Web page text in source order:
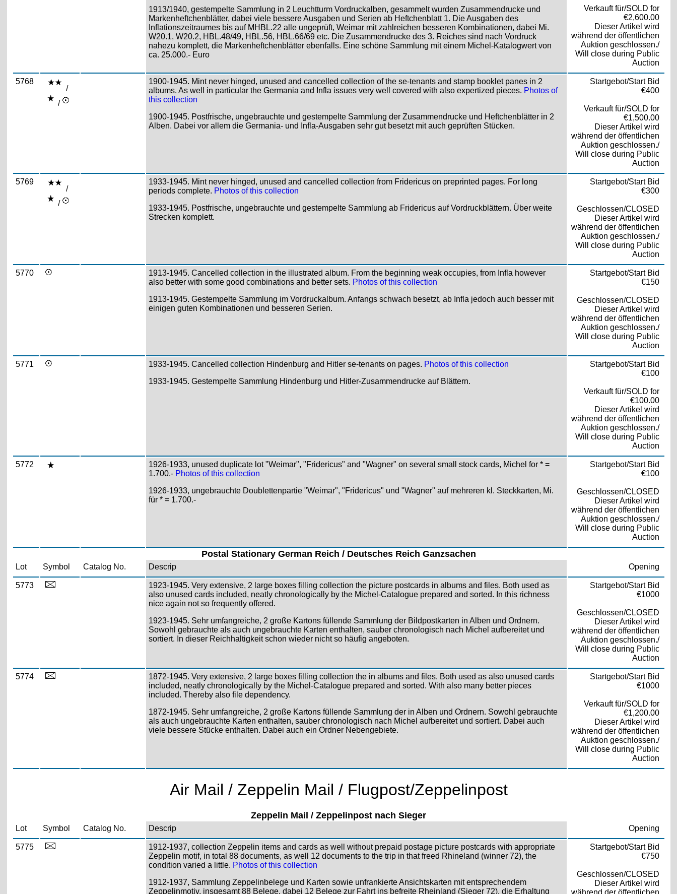
1913/1940, gestempelte Sammlung in 2 Leuchtturm Vordruckalben, gesammelt wurden Zusammendrucke und
Markenheftchenblätter, dabei viele bessere Ausgaben und Serien ab Heftchenblatt 1. Die Ausgaben des
Inflationszeitraumes bis auf MHBL.22 alle ungeprüft, Weimar mit zahlreichen besseren Kombinationen, dabei Mi.
W20.1, W20.2, HBL.48/49, HBL.56, HBL.66/69 etc. Die Zusammendrucke des 3. Reiches sind nach Vordruck
nahezu komplett, die Markenheftchenblätter ebenfalls. Eine schöne Sammlung mit einem Michel-Katalogwert von
ca. 25.000.- Euro
Verkauft für/SOLD for
€2,600.00
Dieser Artikel wird
während der öffentlichen
Auktion geschlossen./
Will close during Public
Auction
5768
/
/
1900-1945. Mint never hinged, unused and cancelled collection of the se-tenants and stamp booklet panes in 2
albums. As well in particular the Germania and Infla issues very well covered with also expertized pieces. Photos of
this collection
1900-1945. Postfrische, ungebrauchte und gestempelte Sammlung der Zusammendrucke und Heftchenblätter in 2
Alben. Dabei vor allem die Germania- und Infla-Ausgaben sehr gut besetzt mit auch geprüften Stücken.
Startgebot/Start Bid
€400
Verkauft für/SOLD for
€1,500.00
Dieser Artikel wird
während der öffentlichen
Auktion geschlossen./
Will close during Public
Auction
5769
/
/
1933-1945. Mint never hinged, unused and cancelled collection from Fridericus on preprinted pages. For long
periods complete. Photos of this collection
1933-1945. Postfrische, ungebrauchte und gestempelte Sammlung ab Fridericus auf Vordruckblättern. Über weite
Strecken komplett.
Startgebot/Start Bid
€300
Geschlossen/CLOSED
Dieser Artikel wird
während der öffentlichen
Auktion geschlossen./
Will close during Public
Auction
5770
1913-1945. Cancelled collection in the illustrated album. From the beginning weak occupies, from Infla however
also better with some good combinations and better sets. Photos of this collection
1913-1945. Gestempelte Sammlung im Vordruckalbum. Anfangs schwach besetzt, ab Infla jedoch auch besser mit
einigen guten Kombinationen und besseren Serien.
Startgebot/Start Bid
€150
Geschlossen/CLOSED
Dieser Artikel wird
während der öffentlichen
Auktion geschlossen./
Will close during Public
Auction
5771 1933-1945. Cancelled collection Hindenburg and Hitler se-tenants on pages. Photos of this collection
1933-1945. Gestempelte Sammlung Hindenburg und Hitler-Zusammendrucke auf Blättern.
Startgebot/Start Bid
€100
Verkauft für/SOLD for
€100.00
Dieser Artikel wird
während der öffentlichen
Auktion geschlossen./
Will close during Public
Auction
5772
1926-1933, unused duplicate lot "Weimar", "Fridericus" and "Wagner" on several small stock cards, Michel for * =
1.700.- Photos of this collection
1926-1933, ungebrauchte Doublettenpartie "Weimar", "Fridericus" und "Wagner" auf mehreren kl. Steckkarten, Mi.
für * = 1.700.-
Startgebot/Start Bid
€100
Geschlossen/CLOSED
Dieser Artikel wird
während der öffentlichen
Auktion geschlossen./
Will close during Public
Auction
Postal Stationary German Reich / Deutsches Reich Ganzsachen
Lot Symbol Catalog No. Descrip Opening
5773
1923-1945. Very extensive, 2 large boxes filling collection the picture postcards in albums and files. Both used as
also unused cards included, neatly chronologically by the Michel-Catalogue prepared and sorted. In this richness
nice again not so frequently offered.
1923-1945. Sehr umfangreiche, 2 große Kartons füllende Sammlung der Bildpostkarten in Alben und Ordnern.
Sowohl gebrauchte als auch ungebrauchte Karten enthalten, sauber chronologisch nach Michel aufbereitet und
sortiert. In dieser Reichhaltigkeit schon wieder nicht so häufig angeboten.
Startgebot/Start Bid
€1000
Geschlossen/CLOSED
Dieser Artikel wird
während der öffentlichen
Auktion geschlossen./
Will close during Public
Auction
5774
1872-1945. Very extensive, 2 large boxes filling collection the in albums and files. Both used as also unused cards
included, neatly chronologically by the Michel-Catalogue prepared and sorted. With also many better pieces
included. Thereby also file dependency.
1872-1945. Sehr umfangreiche, 2 große Kartons füllende Sammlung der in Alben und Ordnern. Sowohl gebrauchte
als auch ungebrauchte Karten enthalten, sauber chronologisch nach Michel aufbereitet und sortiert. Dabei auch
viele bessere Stücke enthalten. Dabei auch ein Ordner Nebengebiete.
Startgebot/Start Bid
€1000
Verkauft für/SOLD for
€1,200.00
Dieser Artikel wird
während der öffentlichen
Auktion geschlossen./
Will close during Public
Auction
Air Mail / Zeppelin Mail / Flugpost/Zeppelinpost
Zeppelin Mail / Zeppelinpost nach Sieger
Lot Symbol Catalog No. Descrip Opening
5775
1912-1937, collection Zeppelin items and cards as well without prepaid postage picture postcards with appropriate
Zeppelin motif, in total 88 documents, as well 12 documents to the trip in that freed Rhineland (winner 72), the
condition varied a little. Photos of this collection
1912-1937, Sammlung Zeppelinbelege und Karten sowie unfrankierte Ansichtskarten mit entsprechendem
Zeppelinmotiv, insgesamt 88 Belege, dabei 12 Belege zur Fahrt ins befreite Rheinland (Sieger 72), die Erhaltung
Startgebot/Start Bid
€750
Geschlossen/CLOSED
Dieser Artikel wird
während der öffentlichen